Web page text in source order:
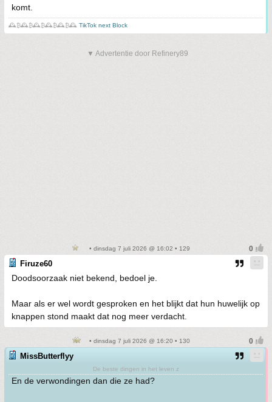
komt.
🕰️₿🕰️₿🕰️₿🕰️₿🕰️₿🕰️ TikTok next Block
▼ Advertentie door Refinery89
• dinsdag 7 juli 2026 @ 16:02 • 129
Firuze60
Doodsoorzaak niet bekend, bedoel je.
Maar als er wel wordt gesproken en het blijkt dat hun huwelijk op
knappen stond maakt dat nog meer verdacht.
• dinsdag 7 juli 2026 @ 16:20 • 130
MissButterflyy
De beste dingen in het leven z
En de verwondingen dan die ze had?